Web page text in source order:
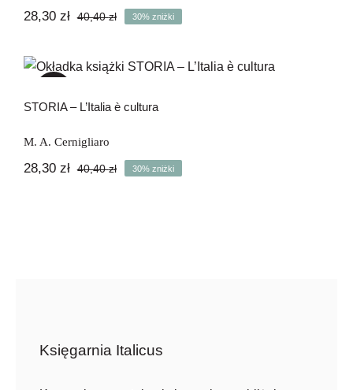
40,40złPierwotna
40,40 zł.
28,30 zł
Aktualna
28,30 zł.
30% zniżki
STORIA – L’Italia è cultura
STORIA – L’Italia è cultura
M. A. Cernigliaro
40,40złPierwotna
28,30 zł
Aktualna
30% zniżki
Księgarnia Italicus